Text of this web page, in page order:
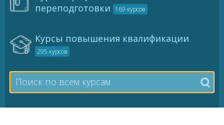
переподготовки
169 курсов
Курсы повышения квалификации
295 курсов